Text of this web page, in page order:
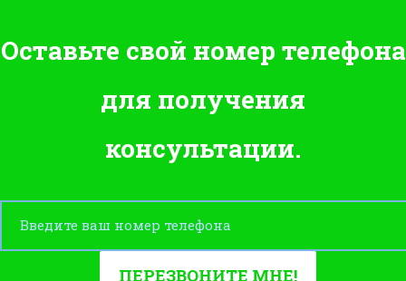
Оставьте свой номер телефона
для получения
консультации.